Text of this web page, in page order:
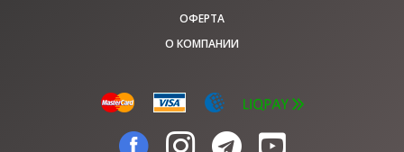
ОФЕРТА
О КОМПАНИИ